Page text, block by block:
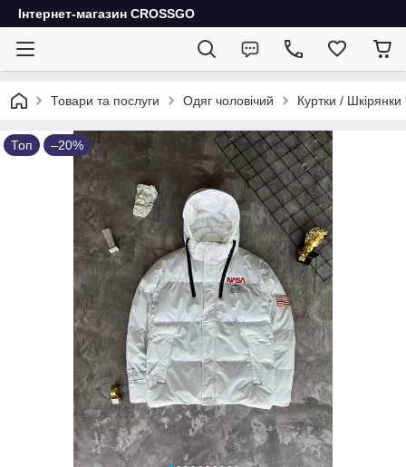
Інтернет-магазин CROSSGO
Товари та послуги Одяг чоловічий Куртки / Шкірянки
Топ –20%